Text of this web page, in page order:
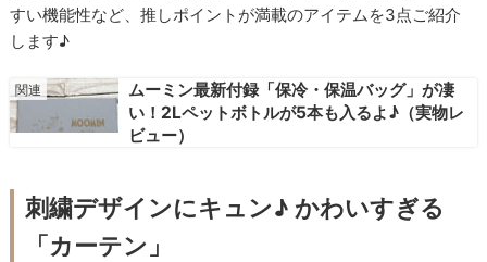
すい機能性など、推しポイントが満載のアイテムを3点ご紹介
します♪
ムーミン最新付録「保冷・保温バッグ」が凄
い！2Lペットボトルが5本も入るよ♪（実物レ
ビュー）
刺繍デザインにキュン♪ かわいすぎる
「カーテン」